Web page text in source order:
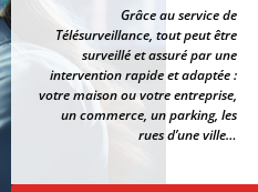
Grâce au service de
Télésurveillance, tout peut être
surveillé et assuré par une
intervention rapide et adaptée :
votre maison ou votre entreprise,
un commerce, un parking, les
rues d’une ville…